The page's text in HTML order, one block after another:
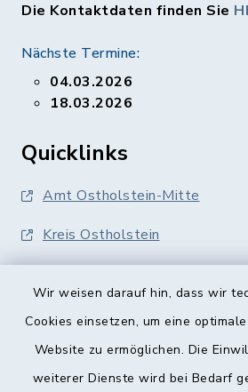
Wir weisen darauf hin, dass wir
Cookies einsetzen, um eine
Website zu ermöglichen. Die
weiterer Dienste wird bei Bedarf
Die Kontaktdaten finden Sie
Nächste Termine:
04.03.2026
18.03.2026
Quicklinks
Amt Ostholstein-Mitte
Kreis Ostholstein